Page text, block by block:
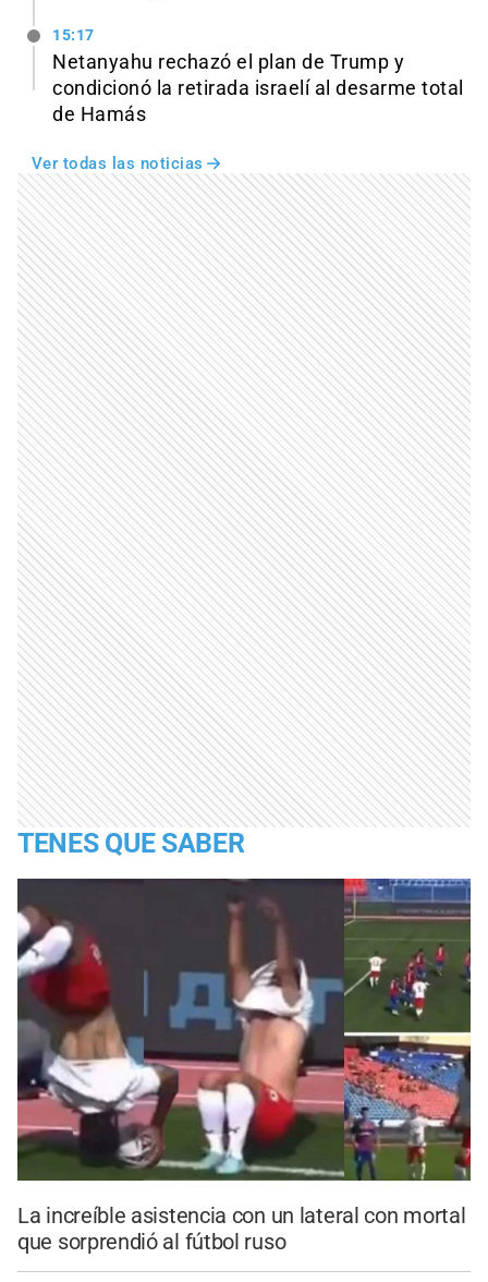
15:17
Netanyahu rechazó el plan de Trump y
condicionó la retirada israelí al desarme total
de Hamás
Ver todas las noticias
TENES QUE SABER
La increíble asistencia con un lateral con mortal
que sorprendió al fútbol ruso